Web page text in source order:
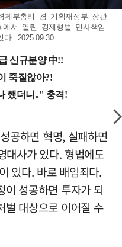
제부총리 겸 기획재정부 장관
서 열린 경제형벌 민사책임
. 2025.09.30.
공하면 혁명, 실패하면
대사가 있다. 형법에도
있다. 바로 배임죄다.
이 성공하면 투자가 되
벌 대상으로 이어질 수